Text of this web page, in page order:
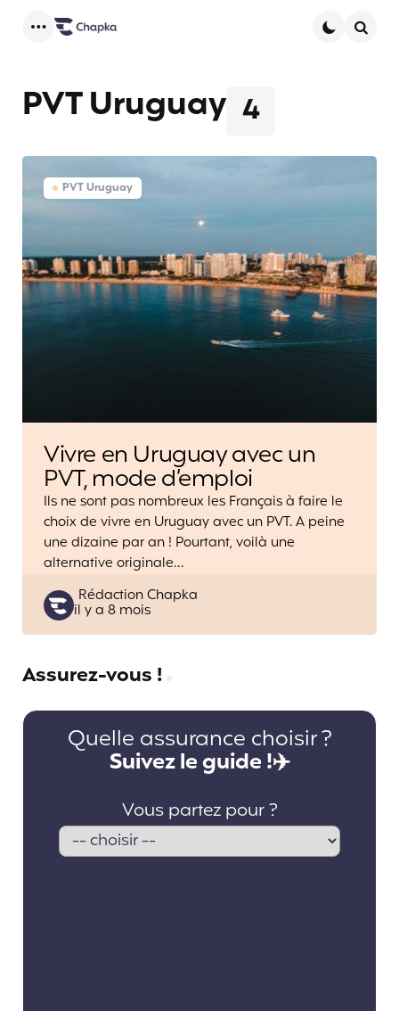
4
PVT Uruguay
PVT Uruguay
Vivre en Uruguay avec un
PVT, mode d’emploi
Ils ne sont pas nombreux les Français à faire le
choix de vivre en Uruguay avec un PVT. A peine
une dizaine par an ! Pourtant, voilà une
alternative originale…
Posted
by
Rédaction Chapka
il y a 8 mois
Assurez-vous !